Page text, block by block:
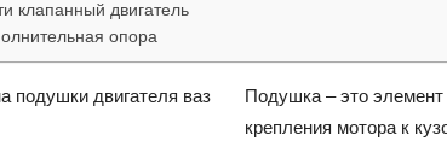
клапанный двигатель
опора
Подушка – это элемент
крепления мотора к